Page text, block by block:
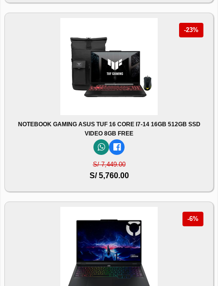
-23%
NOTEBOOK GAMING ASUS TUF 16 CORE I7-14 16GB 512GB SSD
VIDEO 8GB FREE
S/ 7,449.00
S/ 5,760.00
-6%